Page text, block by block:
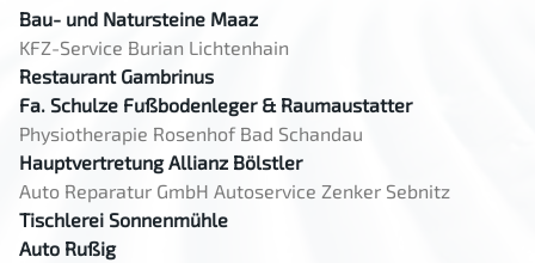
Bau- und Natursteine Maaz
KFZ-Service Burian Lichtenhain
Restaurant Gambrinus
Fa. Schulze Fußbodenleger & Raumaustatter
Physiotherapie Rosenhof Bad Schandau
Hauptvertretung Allianz Bölstler
Auto Reparatur GmbH Autoservice Zenker Sebnitz
Tischlerei Sonnenmühle
Auto Rußig